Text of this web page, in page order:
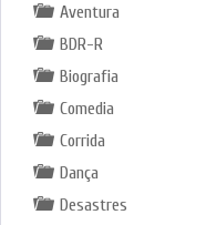
Aventura
BDR-R
Biografia
Comedia
Corrida
Dança
Desastres